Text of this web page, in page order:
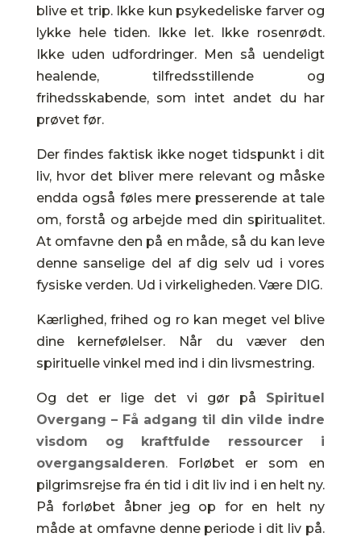
blive et trip. Ikke kun psykedeliske farver og
lykke hele tiden. Ikke let. Ikke rosenrødt.
Ikke uden udfordringer. Men så uendeligt
healende, tilfredsstillende og
frihedsskabende, som intet andet du har
prøvet før.
Der findes faktisk ikke noget tidspunkt i dit
liv, hvor det bliver mere relevant og måske
endda også føles mere presserende at tale
om, forstå og arbejde med din spiritualitet.
At omfavne den på en måde, så du kan leve
denne sanselige del af dig selv ud i vores
fysiske verden. Ud i virkeligheden. Være DIG.
Kærlighed, frihed og ro kan meget vel blive
dine kernefølelser. Når du væver den
spirituelle vinkel med ind i din livsmestring.
Og det er lige det vi gør på Spirituel
Overgang – Få adgang til din vilde indre
visdom og kraftfulde ressourcer i
overgangsalderen.Forløbet er som en
pilgrimsrejse fra én tid i dit liv ind i en helt ny.
På forløbet åbner jeg op for en helt ny
måde at omfavne denne periode i dit liv på.